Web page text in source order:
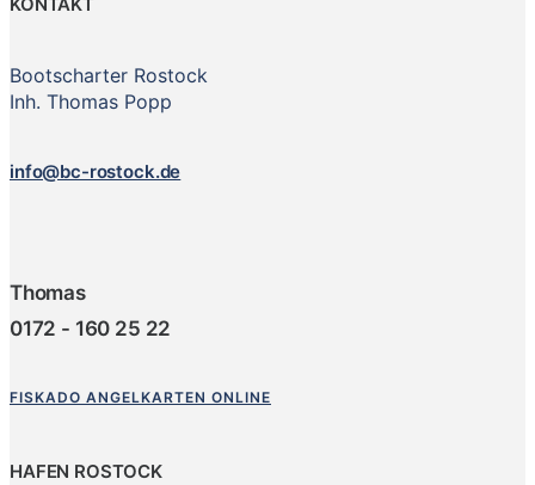
Bootscharter Rostock
Inh. Thomas Popp
info@bc-rostock.de
Thomas
0172 - 160 25 22
FISKADO ANGELKARTEN ONLINE
HAFEN ROSTOCK